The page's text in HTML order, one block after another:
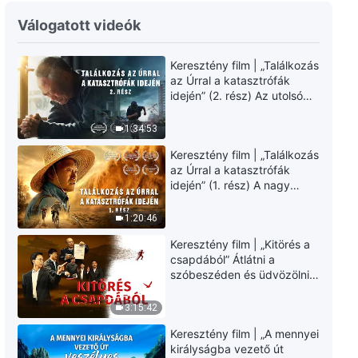
4:42
4:23
Keresztény dal – Az ember élete
teljes egészében Isten
szuverenitása alatt áll
5:28
Keresztény dal – Isten elvárásai
az emberiséggel szemben nem
változtak
Keresztény dal – Egy teremtett
lénynek hagynia kell, hogy Isten
vezényeljen
Válogatott videók
1:34:53
Keresztény film | „Találkozás
az Úrral a katasztrófák
idején” (2. rész) Az utolsó
országába? (Magyar
szinkron)
1:20:46
Keresztény film | „Találkozás
az Úrral a katasztrófák
idején” (1. rész) A nagy
3:15:42
Keresztény film | „Kitörés a
csapdából” Átlátni a
szóbeszéden és üdvözölni
Keresztény film | „A mennyei
királyságba vezető út